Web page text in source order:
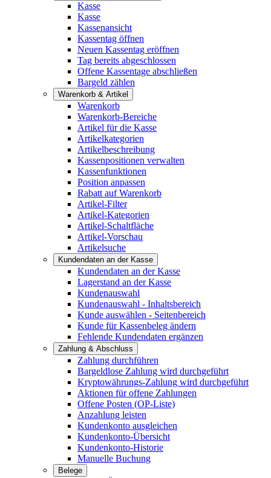
Kasse
Kasse
Kassenansicht
Kassentag öffnen
Neuen Kassentag eröffnen
Tag bereits abgeschlossen
Offene Kassentage abschließen
Bargeld zählen
Warenkorb & Artikel
Warenkorb
Warenkorb-Bereiche
Artikel für die Kasse
Artikelkategorien
Artikelbeschreibung
Kassenpositionen verwalten
Kassenfunktionen
Position anpassen
Rabatt auf Warenkorb
Artikel-Filter
Artikel-Kategorien
Artikel-Schaltfläche
Artikel-Vorschau
Artikelsuche
Kundendaten an der Kasse
Kundendaten an der Kasse
Lagerstand an der Kasse
Kundenauswahl
Kundenauswahl - Inhaltsbereich
Kunde auswählen - Seitenbereich
Kunde für Kassenbeleg ändern
Fehlende Kundendaten ergänzen
Zahlung & Abschluss
Zahlung durchführen
Bargeldlose Zahlung wird durchgeführt
Kryptowährungs-Zahlung wird durchgeführt
Aktionen für offene Zahlungen
Offene Posten (OP-Liste)
Anzahlung leisten
Kundenkonto ausgleichen
Kundenkonto-Übersicht
Kundenkonto-Historie
Manuelle Buchung
Belege